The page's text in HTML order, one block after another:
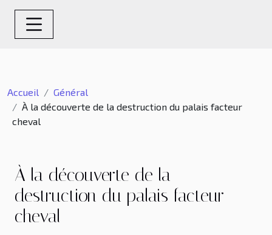
Accueil
Général
À la découverte de la destruction du palais facteur
cheval
À la découverte de la
destruction du palais facteur
cheval